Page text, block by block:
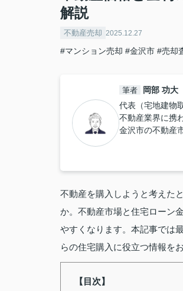
解説
不動産売却 2025.12.27
#マンション売却 #金沢市 #売却
筆者
岡部 功大
代表（宅地建物
不動産業界に携
金沢市の不動産
不動産を購入しようと考えた
か。不動産市場と住宅ローン
やすくなります。本記事では
らの住宅購入に役立つ情報を
【目次】